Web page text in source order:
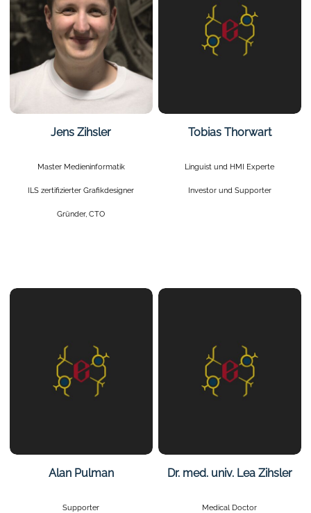
Master Medieninformatik
ILS zertifizierter Grafikdesigner
Gründer, CTO
Jens Zihsler
Linguist und HMI Experte
Investor und Supporter
Tobias Thorwart
Supporter
Alan Pulman
Medical Doctor
Dr. med. univ. Lea Zihsler